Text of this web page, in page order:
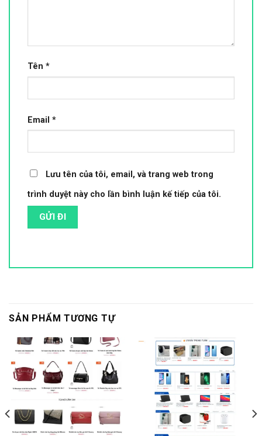
Tên *
Email *
Lưu tên của tôi, email, và trang web trong
trình duyệt này cho lần bình luận kế tiếp của tôi.
SẢN PHẨM TƯƠNG TỰ